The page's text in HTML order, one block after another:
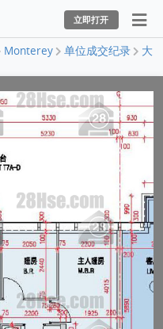
立即打开
Monterey 单位成交纪录
大